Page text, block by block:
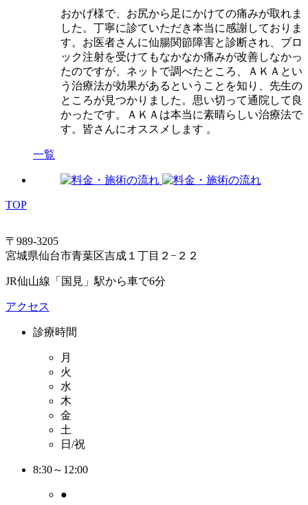
おかげ様で、お尻から足にかけての痛みが取れま
した。丁寧に診ていただき本当に感謝しておりま
す。お医者さんに仙腸関節障害と診断され、ブロ
ック注射を受けてもなかなか痛みが改善しなかっ
たのですが、ネットで調べたところ、ＡＫＡとい
う治療法が効果があるということを知り、先生の
ところが見つかりました。思い切って通院して良
かったです。ＡＫＡは本当に素晴らしい治療法で
す。皆さんにオススメします 。
一覧
TOP
〒989-3205
宮城県仙台市青葉区吉成１丁目２−２２
JR仙山線「国見」駅から車で6分
アクセス
診療時間
月
火
水
木
金
土
日/祝
8:30～12:00
●